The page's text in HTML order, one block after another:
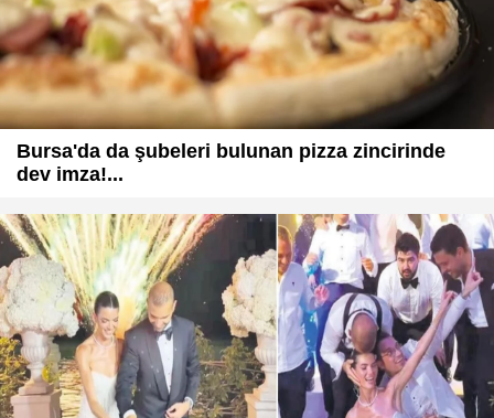
Bursa'da da şubeleri bulunan pizza zincirinde
dev imza!...